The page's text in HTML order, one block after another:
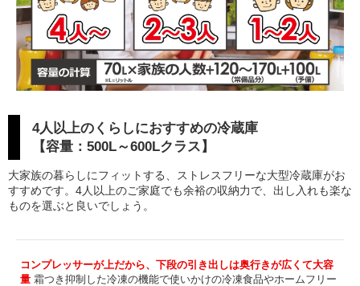
4人以上のくらしにおすすめの冷蔵庫
【容量：500L～600Lクラス】
大家族の暮らしにフィットする、ストレスフリーな大型冷蔵庫がお
すすめです。4人以上のご家庭でも余裕の収納力で、出し入れも楽な
ものを選ぶと良いでしょう。
コンプレッサーが上だから、下段の引き出しは奥行きが広くて大容
量 霜つき抑制した冷凍の機能で使いかけの冷凍食品やホームフリー